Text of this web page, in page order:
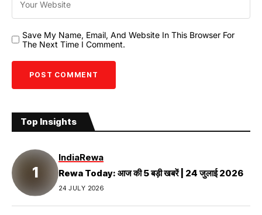
Save My Name, Email, And Website In This Browser For
The Next Time I Comment.
Top Insights
IndiaRewa
Rewa Today: आज की 5 बड़ी खबरें | 24 जुलाई 2026
24 JULY 2026